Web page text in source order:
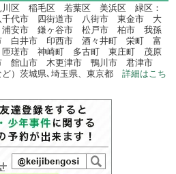
川区 稲毛区 若葉区 美浜区 緑区：
代市 四街道市 八街市 東金市 大
安市 鎌ヶ谷市 松戸市 柏市 我孫
白井市 印西市 酒々井町 栄町 富
瑳市 神崎町 多古町 東庄町 茂原
館山市 木更津市 鴨川市 君津市
）茨城県､埼玉県、東京都詳細はこち